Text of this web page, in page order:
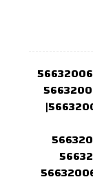
تاجير طاولات استقبال الكويت |56632006|